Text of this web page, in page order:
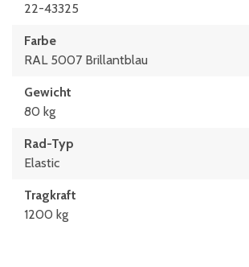
22-43325
Farbe
RAL 5007 Brillantblau
Gewicht
80 kg
Rad-Typ
Elastic
Tragkraft
1200 kg